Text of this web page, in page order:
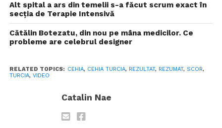
Alt spital a ars din temelii s-a făcut scrum exact în
secția de Terapie Intensivă
Cătălin Botezatu, din nou pe mâna medicilor. Ce
probleme are celebrul designer
RELATED TOPICS: CEHIA, CEHIA TURCIA, REZULTAT, REZUMAT, SCOR,
TURCIA, VIDEO
Catalin Nae